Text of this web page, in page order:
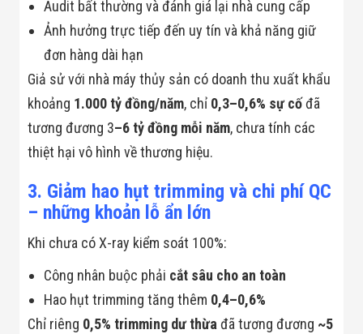
Audit bất thường và đánh giá lại nhà cung cấp
Ảnh hưởng trực tiếp đến uy tín và khả năng giữ
đơn hàng dài hạn
Giả sử với nhà máy thủy sản có doanh thu xuất khẩu
khoảng 1.000 tỷ đồng/năm, chỉ 0,3–0,6% sự cốđã
tương đương 3–6 tỷ đồng mỗi năm, chưa tính các
thiệt hại vô hình về thương hiệu.
3. Giảm hao hụt trimming và chi phí QC
– những khoản lỗ ẩn lớn
Khi chưa có X-ray kiểm soát 100%:
Công nhân buộc phải cắt sâu cho an toàn
Hao hụt trimming tăng thêm 0,4–0,6%
Chỉ riêng 0,5% trimming dư thừa đã tương đương ~5